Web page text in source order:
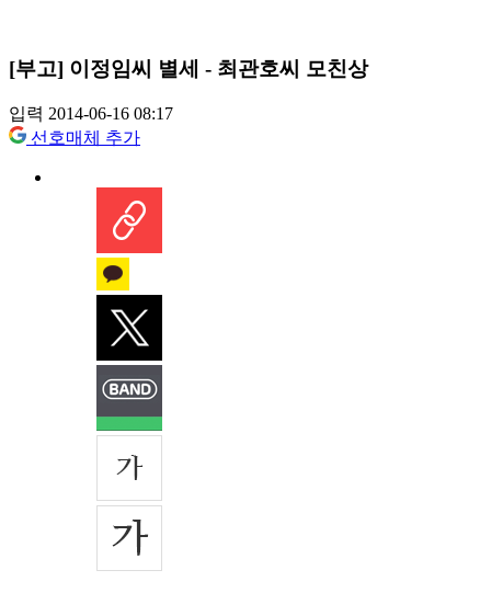
[부고] 이정임씨 별세 - 최관호씨 모친상
입력 2014-06-16 08:17
선호매체 추가